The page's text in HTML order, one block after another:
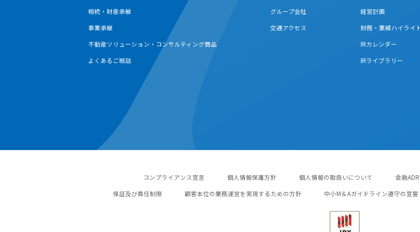
相続・財産承継
事業承継
不動産ソリューション・コンサルティング商品
よくあるご相談
グループ会社
交通アクセス
経営計画
財務・業績ハイライ
IRカレンダー
IRライブラリー
コンプライアンス宣言 個人情報保護方針 個人情報の取扱いについて 金融
保証及び責任制限
顧客本位の業務運営を実現するための方針 中小M＆Aガイドライン遵守の宣誓